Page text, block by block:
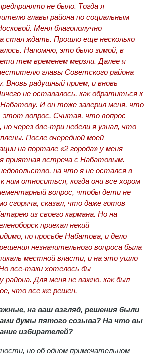
не было. Тогда я
главы района по социальным
Меня благополучно
стал ждать. Прошло еще несколько
Напомню, это было зимой, в
тем временем мерзли. Далее я
главы Советского района
Вновь радушный прием, и вновь
не оставалось, как обратиться к
Набатову. И он тоже заверил меня, что
этот вопрос. Считая, что вопрос
но через две-три недели я узнал, что
После очередной моей
на портале «2 города» у меня
приятная встреча с Набатовым.
на что я не остался в
к ним относиться, когда они все хором
вопрос, чтобы дети не
сгоряча, сказал, что даже готов
из своего кармана. Но на
приехал некий
по просьбе Набатова, и дело
незначительного вопроса была
местной власти, и на это ушло
все-таки хотелось бы
района. Для меня не важно, как был
что все же решен.
на ваш взгляд, решения были
думы пятого созыва? На что вы
избирателей?
но об одном примечательном